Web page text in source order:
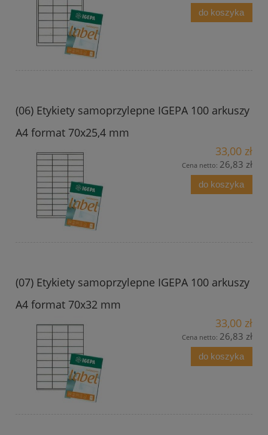
do koszyka
(06) Etykiety samoprzylepne IGEPA 100 arkuszy
A4 format 70x25,4 mm
33,00 zł
Cena netto: 26,83 zł
do koszyka
(07) Etykiety samoprzylepne IGEPA 100 arkuszy
A4 format 70x32 mm
33,00 zł
Cena netto: 26,83 zł
do koszyka